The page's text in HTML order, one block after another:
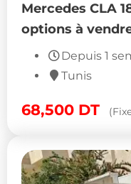
Mercedes CLA
options à
Depuis 1
Tunis
68,500 DT